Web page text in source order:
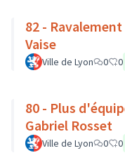
82 -
Vaise
Ville de Lyon 0 0
80 - Plus
Gabriel Rosset
Ville de Lyon 0 0